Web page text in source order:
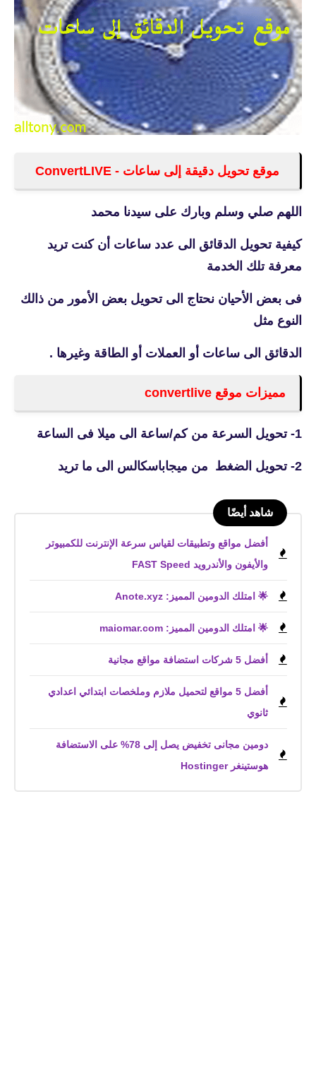
موقع تحويل دقيقة إلى ساعات - ConvertLIVE
اللهم صلي وسلم وبارك على سيدنا محمد
كيفية تحويل الدقائق الى عدد ساعات أن كنت تريد
معرفة تلك الخدمة
فى بعض الأحيان نحتاج الى تحويل بعض الأمور من ذالك
النوع مثل
الدقائق الى ساعات أو العملات أو الطاقة وغيرها .
مميزات موقع convertlive
1- تحويل السرعة من كم/ساعة الى ميلا فى الساعة
2- تحويل الضغط من ميجاباسكالس الى ما تريد
شاهد أيضًا
أفضل مواقع وتطبيقات لقياس سرعة الإنترنت للكمبيوتر
والأيفون والأندرويد FAST Speed
🌟 امتلك الدومين المميز: Anote.xyz
🌟 امتلك الدومين المميز: maiomar.com
أفضل 5 شركات استضافة مواقع مجانية
أفضل 5 مواقع لتحميل ملازم وملخصات ابتدائي اعدادي
ثانوي
دومين مجانى تخفيض يصل إلى 78% على الاستضافة
هوستينغر Hostinger